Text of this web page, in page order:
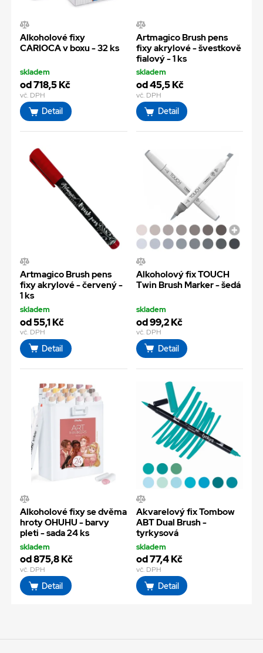
Alkoholové fixy
CARIOCA v boxu - 32 ks
skladem
od 718,5 Kč
vč. DPH
Detail
Artmagico Brush pens
fixy akrylové - švestkově
fialový - 1 ks
skladem
od 45,5 Kč
vč. DPH
Detail
Artmagico Brush pens
fixy akrylové - červený -
1 ks
skladem
od 55,1 Kč
vč. DPH
Detail
Alkoholový fix TOUCH
Twin Brush Marker - šedá
skladem
od 99,2 Kč
vč. DPH
Detail
Alkoholové fixy se dvěma
hroty OHUHU - barvy
pleti - sada 24 ks
skladem
od 875,8 Kč
vč. DPH
Detail
Akvarelový fix Tombow
ABT Dual Brush -
tyrkysová
skladem
od 77,4 Kč
vč. DPH
Detail